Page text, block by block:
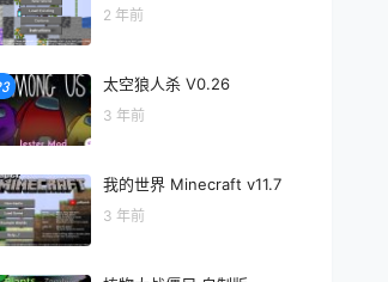
2 年前
太空狼人杀 V0.26
3 年前
我的世界 Minecraft v11.7
3 年前